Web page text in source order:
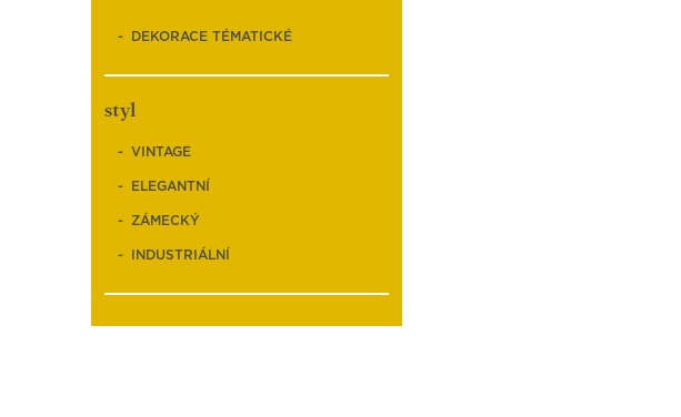
DEKORACE TÉMATICKÉ
styl
VINTAGE
ELEGANTNÍ
ZÁMECKÝ
INDUSTRIÁLNÍ